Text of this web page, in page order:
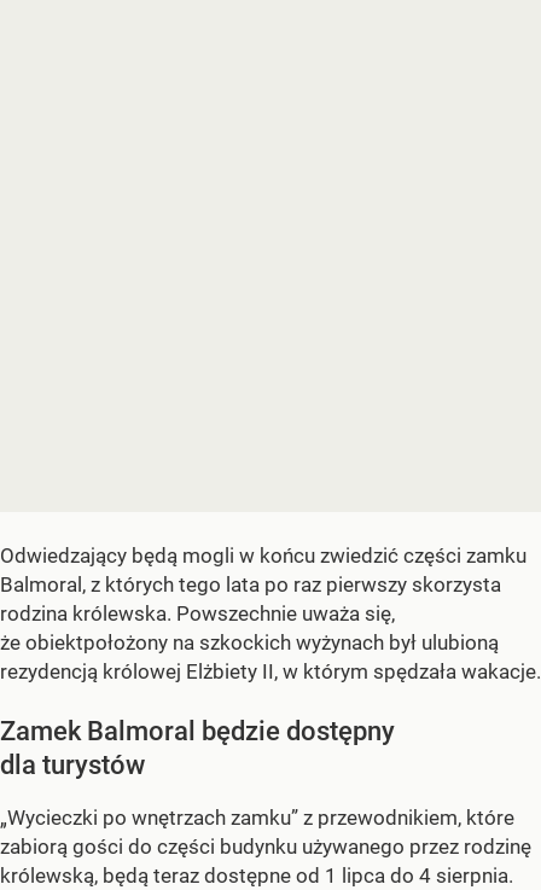
Odwiedzający będą mogli w końcu zwiedzić części zamku
Balmoral, z których tego lata po raz pierwszy skorzysta
rodzina królewska. Powszechnie uważa się,
że obiektpołożony na szkockich wyżynach był ulubioną
rezydencją królowej Elżbiety II, w którym spędzała wakacje.
Zamek Balmoral będzie dostępny
dla turystów
„Wycieczki po wnętrzach zamku” z przewodnikiem, które
zabiorą gości do części budynku używanego przez rodzinę
królewską, będą teraz dostępne od 1 lipca do 4 sierpnia.